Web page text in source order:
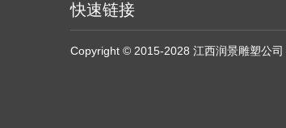
快速链接
Copyright © 2015-2028 江西润景雕塑公司